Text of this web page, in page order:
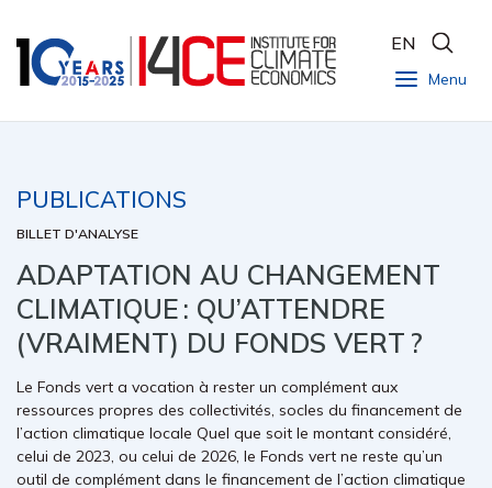
Menu
EN
PUBLICATIONS
BILLET D'ANALYSE
ADAPTATION AU CHANGEMENT
CLIMATIQUE : QU’ATTENDRE
(VRAIMENT) DU FONDS VERT ?
Le Fonds vert a vocation à rester un complément aux
ressources propres des collectivités, socles du financement de
l’action climatique locale Quel que soit le montant considéré,
celui de 2023, ou celui de 2026, le Fonds vert ne reste qu’un
outil de complément dans le financement de l’action climatique